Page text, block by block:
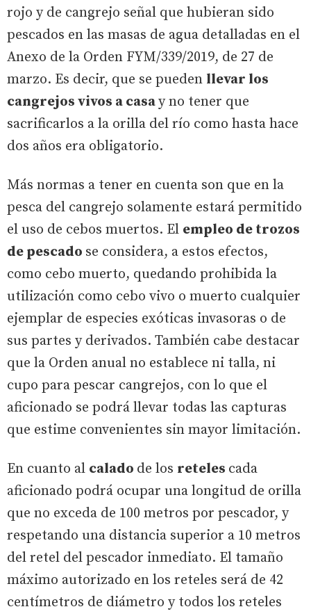
rojo y de cangrejo señal que hubieran sido
pescados en las masas de agua detalladas en el
Anexo de la Orden FYM/339/2019, de 27 de
marzo. Es decir, que se pueden llevar los
cangrejos vivos a casay no tener que
sacrificarlos a la orilla del río como hasta hace
dos años era obligatorio.
Más normas a tener en cuenta son que en la
pesca del cangrejo solamente estará permitido
el uso de cebos muertos. El empleo de trozos
de pescado se considera, a estos efectos,
como cebo muerto, quedando prohibida la
utilización como cebo vivo o muerto cualquier
ejemplar de especies exóticas invasoras o de
sus partes y derivados. También cabe destacar
que la Orden anual no establece ni talla, ni
cupo para pescar cangrejos, con lo que el
aficionado se podrá llevar todas las capturas
que estime convenientes sin mayor limitación.
En cuanto al calado de los reteles cada
aficionado podrá ocupar una longitud de orilla
que no exceda de 100 metros por pescador, y
respetando una distancia superior a 10 metros
del retel del pescador inmediato. El tamaño
máximo autorizado en los reteles será de 42
centímetros de diámetro y todos los reteles